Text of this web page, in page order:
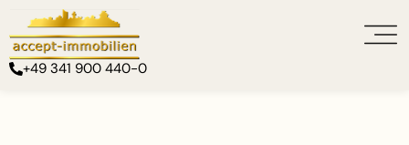
+49 341 900 440-0